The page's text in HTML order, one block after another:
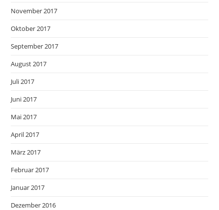
November 2017
Oktober 2017
September 2017
August 2017
Juli 2017
Juni 2017
Mai 2017
April 2017
März 2017
Februar 2017
Januar 2017
Dezember 2016